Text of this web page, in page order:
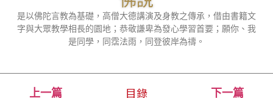
上一篇 目錄 下一篇
是以佛陀言教為基礎，高僧大德講演及身教之傳承，借由書籍文
字與大眾教學相長的園地；恭敬謙卑為發心學習首要；願你、我
是同學，同霑法雨，同登彼岸為禱。